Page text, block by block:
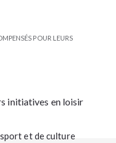
POUR LEURS
et de culture